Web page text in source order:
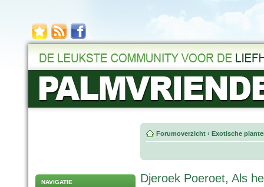
NAVIGATIE
Forumoverzicht ‹ Exotische
Djeroek Poeroet, Als